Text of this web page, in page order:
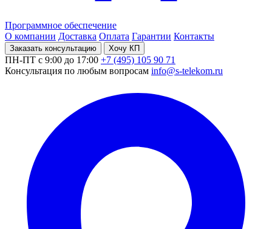
Программное обеспечение
О компании Доставка Оплата Гарантии Контакты
Заказать консультацию Хочу КП
ПН-ПТ с 9:00 до 17:00 +7 (495) 105 90 71
Консультация по любым вопросам info@s-telekom.ru